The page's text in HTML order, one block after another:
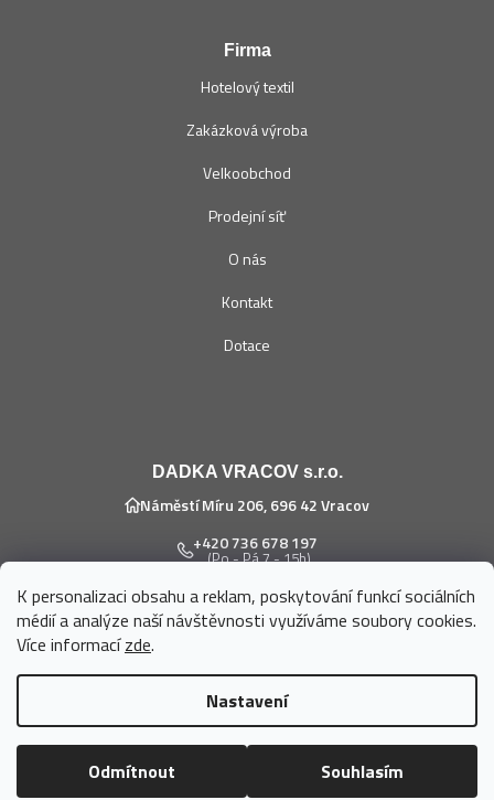
K personalizaci obsahu a reklam, poskytování funkcí sociálních
médií a analýze naší návštěvnosti využíváme soubory cookies.
Více informacízde.
Nastavení
Odmítnout Souhlasím
Firma
Hotelový textil
Zakázková výroba
Velkoobchod
Prodejní síť
O nás
Kontakt
Dotace
DADKA VRACOV s.r.o.
Náměstí Míru 206, 696 42 Vracov
+420 736 678 197
(Po - Pá 7 - 15h)
eshop@dadka.cz
Copyright 2026DADKA VRACOV s.r.o.
. Všechna práva vyhrazena.